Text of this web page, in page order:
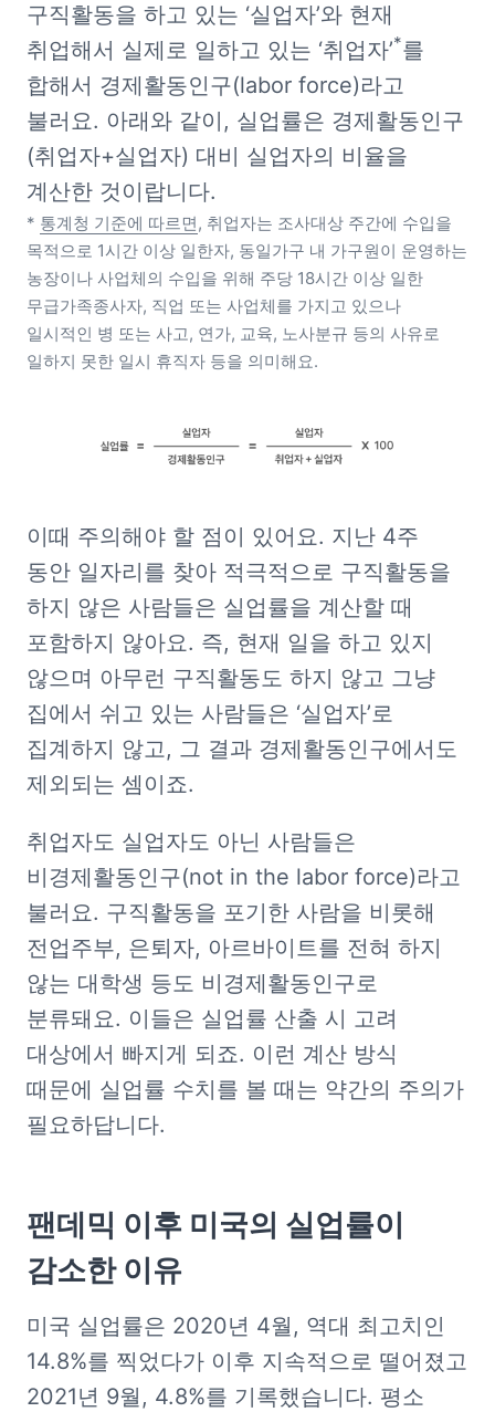
구직활동을 하고 있는 ‘실업자’와 현재
취업해서 실제로 일하고 있는 ‘취업자’*를
합해서 경제활동인구(labor force)라고
불러요. 아래와 같이, 실업률은 경제활동인구
(취업자+실업자) 대비 실업자의 비율을
* 통계청 기준에 따르면, 취업자는 조사대상 주간에 수입을
목적으로 1시간 이상 일한자, 동일가구 내 가구원이 운영하는
농장이나 사업체의 수입을 위해 주당 18시간 이상 일한
무급가족종사자, 직업 또는 사업체를 가지고 있으나
일시적인 병 또는 사고, 연가, 교육, 노사분규 등의 사유로
일하지 못한 일시 휴직자 등을 의미해요.
이때 주의해야 할 점이 있어요. 지난 4주
동안 일자리를 찾아 적극적으로 구직활동을
하지 않은 사람들은 실업률을 계산할 때
포함하지 않아요. 즉, 현재 일을 하고 있지
않으며 아무런 구직활동도 하지 않고 그냥
집에서 쉬고 있는 사람들은 ‘실업자’로
집계하지 않고, 그 결과 경제활동인구에서도
제외되는 셈이죠.
취업자도 실업자도 아닌 사람들은
비경제활동인구(not in the labor force)라고
불러요. 구직활동을 포기한 사람을 비롯해
전업주부, 은퇴자, 아르바이트를 전혀 하지
않는 대학생 등도 비경제활동인구로
분류돼요. 이들은 실업률 산출 시 고려
대상에서 빠지게 되죠. 이런 계산 방식
때문에 실업률 수치를 볼 때는 약간의 주의가
필요하답니다.
팬데믹 이후 미국의 실업률이
감소한 이유
미국 실업률은 2020년 4월, 역대 최고치인
14.8%를 찍었다가 이후 지속적으로 떨어졌고
2021년 9월, 4.8%를 기록했습니다. 평소